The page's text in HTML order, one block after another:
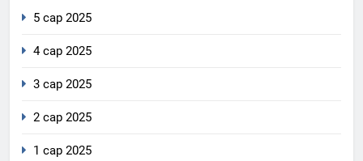
5 сар 2025
4 сар 2025
3 сар 2025
2 сар 2025
1 сар 2025